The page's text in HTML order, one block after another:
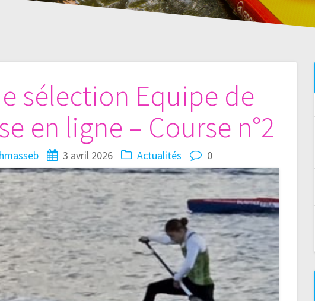
sélection Equipe de
en ligne – Course n°2
3 avril 2026 Actualités 0